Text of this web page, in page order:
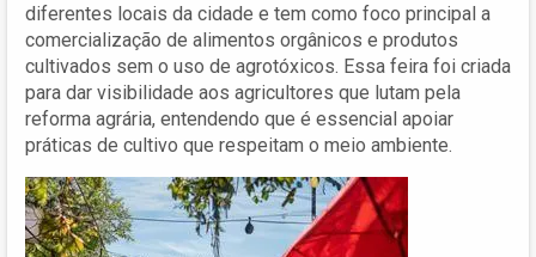
diferentes locais da cidade e tem como foco principal a
comercialização de alimentos orgânicos e produtos
cultivados sem o uso de agrotóxicos. Essa feira foi criada
para dar visibilidade aos agricultores que lutam pela
reforma agrária, entendendo que é essencial apoiar
práticas de cultivo que respeitam o meio ambiente.